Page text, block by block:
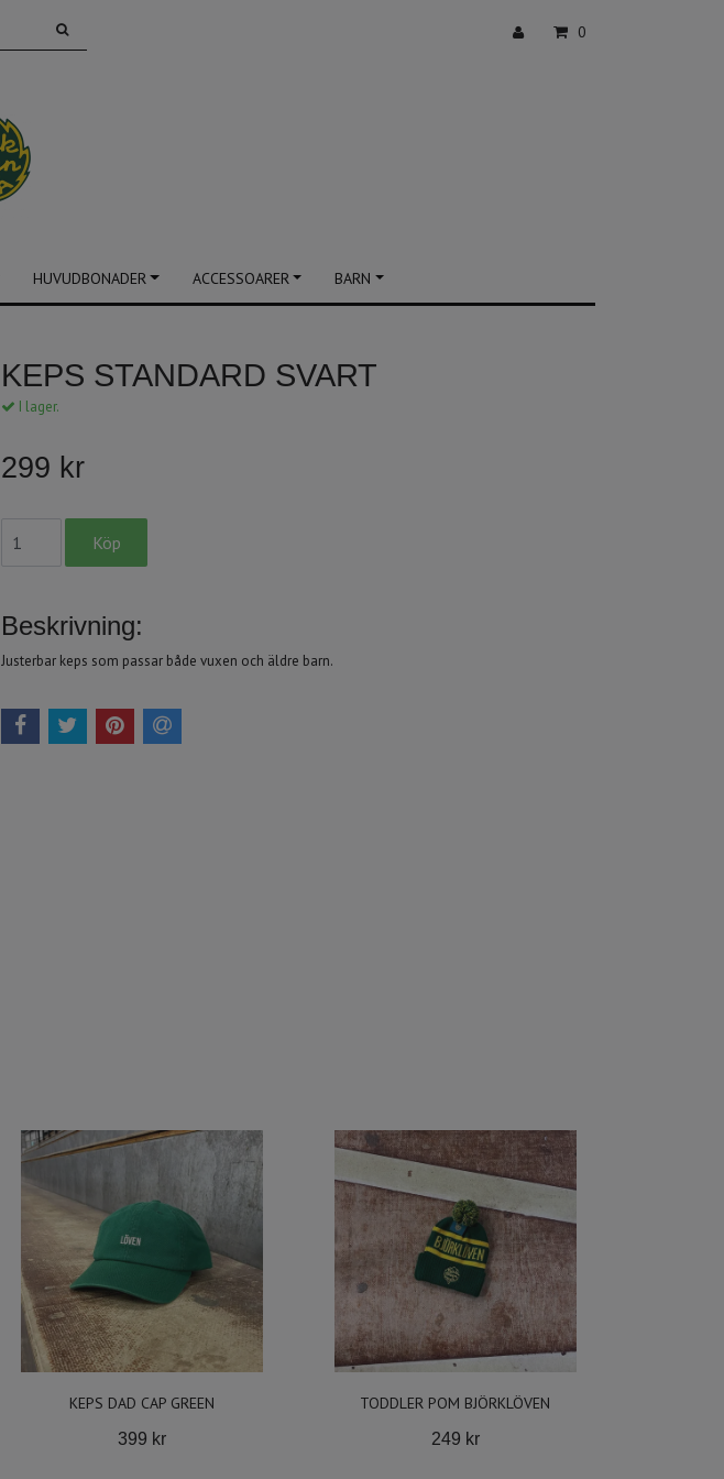
0
HUVUDBONADER ACCESSOARER BARN
KEPS STANDARD SVART
I lager.
299 kr
Beskrivning:
Justerbar keps som passar både vuxen och äldre barn.
KEPS DAD CAP GREEN
399 kr
TODDLER POM BJÖRKLÖVEN
249 kr